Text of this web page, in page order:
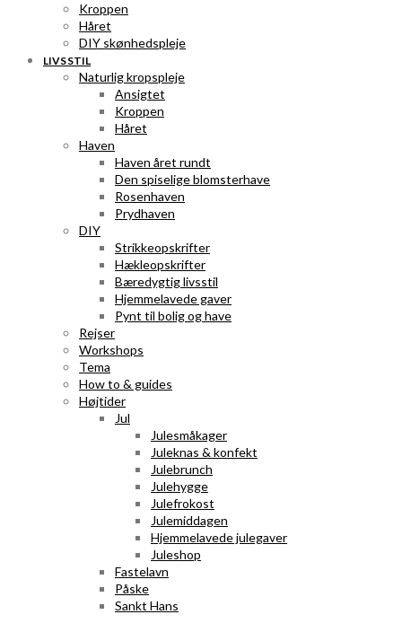
Kroppen
Håret
DIY skønhedspleje
LIVSSTIL
Naturlig kropspleje
Ansigtet
Kroppen
Håret
Haven
Haven året rundt
Den spiselige blomsterhave
Rosenhaven
Prydhaven
DIY
Strikkeopskrifter
Hækleopskrifter
Bæredygtig livsstil
Hjemmelavede gaver
Pynt til bolig og have
Rejser
Workshops
Tema
How to & guides
Højtider
Jul
Julesmåkager
Juleknas & konfekt
Julebrunch
Julehygge
Julefrokost
Julemiddagen
Hjemmelavede julegaver
Juleshop
Fastelavn
Påske
Sankt Hans